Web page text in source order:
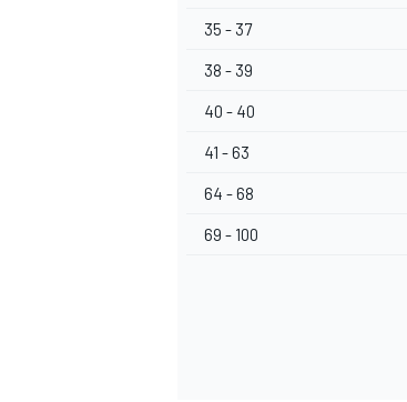
35 - 37
38 - 39
40 - 40
41 - 63
64 - 68
69 - 100